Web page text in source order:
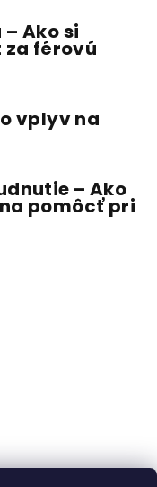
Ako si
férovú
vplyv na
– Ako
pomôcť pri